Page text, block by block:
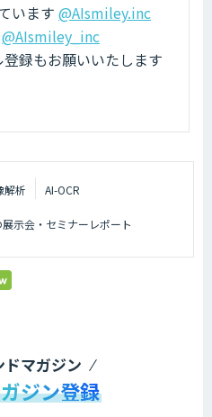
います @AIsmiley.inc
@AIsmiley_inc
録もお願いいたします
解析 AI-OCR
示会・セミナーレポート
ドマガジン
ジン登録